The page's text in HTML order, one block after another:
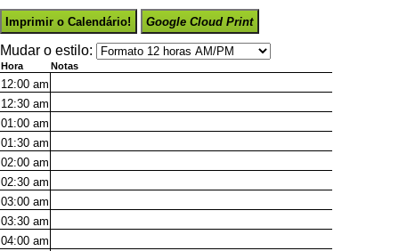
Imprimir o Calendário! Google Cloud Print
Mudar o estilo:
Hora Notas
12:00 am
12:30 am
01:00 am
01:30 am
02:00 am
02:30 am
03:00 am
03:30 am
04:00 am